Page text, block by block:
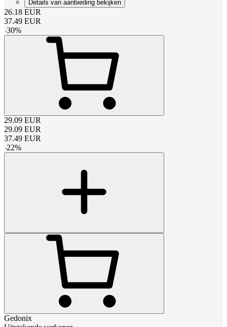
Details van aanbieding bekijken
26.18 EUR
37.49 EUR
-30%
29.09 EUR
29.09 EUR
37.49 EUR
-22%
Gedonix